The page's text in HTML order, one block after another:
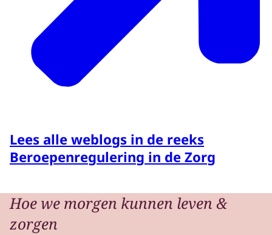
Lees alle weblogs in de reeks
Beroepenregulering in de Zorg
Hoe we morgen kunnen leven &
zorgen